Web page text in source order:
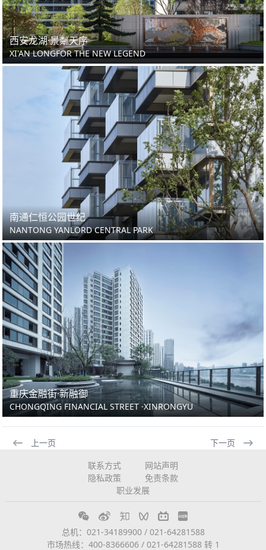
西安龙湖·景粼天序
XI'AN LONGFOR THE NEW LEGEND
南通仁恒公园世纪
NANTONG YANLORD CENTRAL PARK
重庆金融街·新融御
CHONGQING FINANCIAL STREET ·XINRONGYU
上一页
下一页
联系方式
网站声明
隐私政策
免责条款
职业发展
总机：021-34189900 / 021-64281588
市场热线：400-8366606 / 021-64281588 转 1